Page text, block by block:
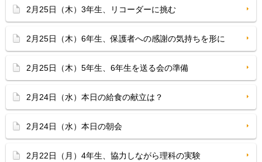
2月25日（木）3年生、リコーダーに挑む
2月25日（木）6年生、保護者への感謝の気持ちを形に
2月25日（木）5年生、6年生を送る会の準備
2月24日（水）本日の給食の献立は？
2月24日（水）本日の朝会
2月22日（月）4年生、協力しながら理科の実験